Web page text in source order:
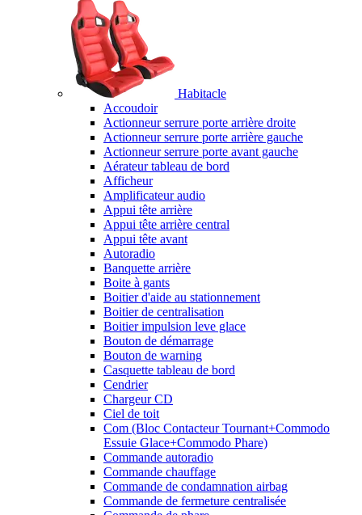
Habitacle
Accoudoir
Actionneur serrure porte arrière droite
Actionneur serrure porte arrière gauche
Actionneur serrure porte avant gauche
Aérateur tableau de bord
Afficheur
Amplificateur audio
Appui tête arrière
Appui tête arrière central
Appui tête avant
Autoradio
Banquette arrière
Boite à gants
Boitier d'aide au stationnement
Boitier de centralisation
Boitier impulsion leve glace
Bouton de démarrage
Bouton de warning
Casquette tableau de bord
Cendrier
Chargeur CD
Ciel de toit
Com (Bloc Contacteur Tournant+Commodo
Essuie Glace+Commodo Phare)
Commande autoradio
Commande chauffage
Commande de condamnation airbag
Commande de fermeture centralisée